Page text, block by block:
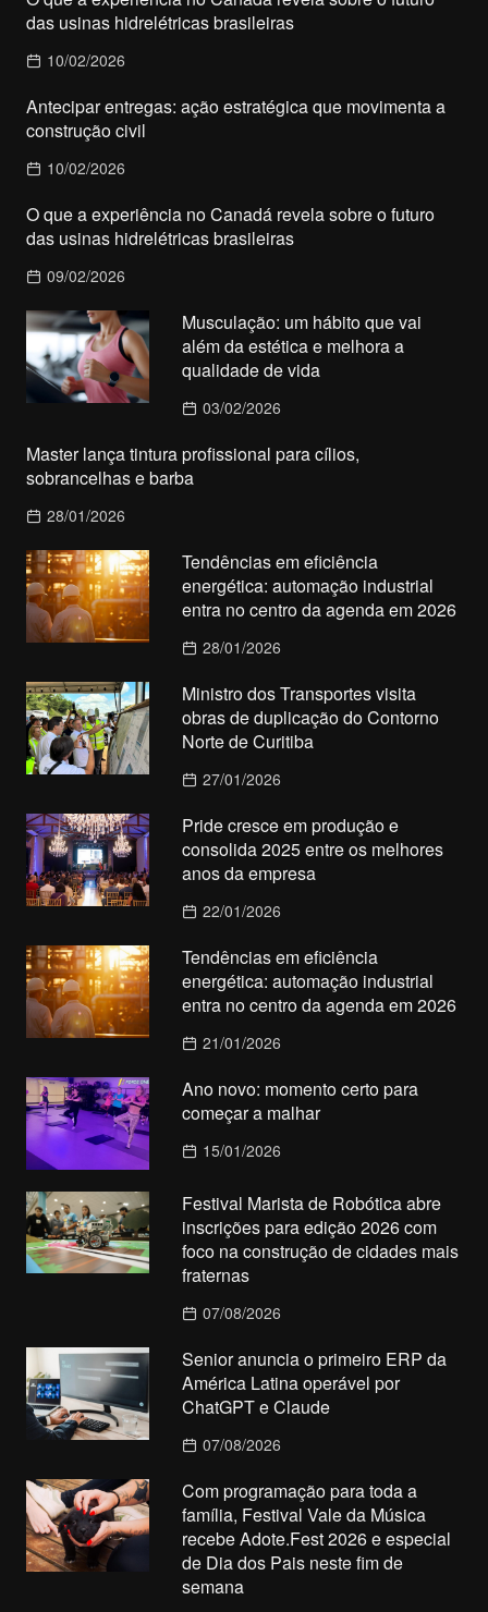
das usinas hidrelétricas brasileiras
10/02/2026
Antecipar entregas: ação estratégica que movimenta a
construção civil
10/02/2026
O que a experiência no Canadá revela sobre o futuro
das usinas hidrelétricas brasileiras
09/02/2026
Musculação: um hábito que vai
além da estética e melhora a
qualidade de vida
03/02/2026
Master lança tintura profissional para cílios,
sobrancelhas e barba
28/01/2026
Tendências em eficiência
energética: automação industrial
entra no centro da agenda em 2026
28/01/2026
Ministro dos Transportes visita
obras de duplicação do Contorno
Norte de Curitiba
27/01/2026
Pride cresce em produção e
consolida 2025 entre os melhores
anos da empresa
22/01/2026
Tendências em eficiência
energética: automação industrial
entra no centro da agenda em 2026
21/01/2026
Ano novo: momento certo para
começar a malhar
15/01/2026
Festival Marista de Robótica abre
inscrições para edição 2026 com
foco na construção de cidades mais
fraternas
07/08/2026
Senior anuncia o primeiro ERP da
América Latina operável por
ChatGPT e Claude
07/08/2026
Com programação para toda a
família, Festival Vale da Música
recebe Adote.Fest 2026 e especial
de Dia dos Pais neste fim de
semana